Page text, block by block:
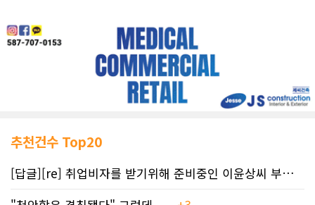
추천건수 Top20
[답글][re] 취업비자를 받기위해 준비중인 이윤상씨 부부께 드리는 편지